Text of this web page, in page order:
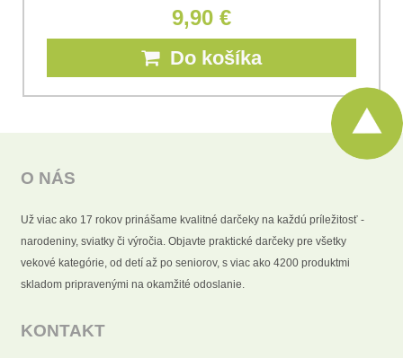
9,90 €
Do košíka
O NÁS
Už viac ako 17 rokov prinášame kvalitné darčeky na každú príležitosť -
narodeniny, sviatky či výročia. Objavte praktické darčeky pre všetky
vekové kategórie, od detí až po seniorov, s viac ako 4200 produktmi
skladom pripravenými na okamžité odoslanie.
KONTAKT